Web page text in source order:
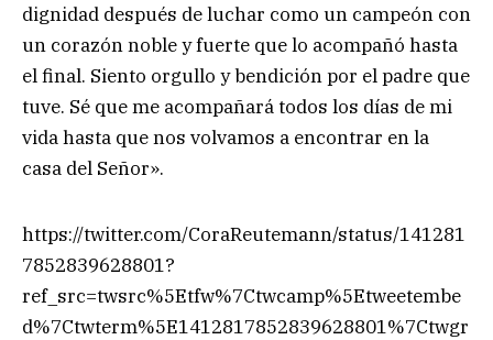
dignidad después de luchar como un campeón con
un corazón noble y fuerte que lo acompañó hasta
el final. Siento orgullo y bendición por el padre que
tuve. Sé que me acompañará todos los días de mi
vida hasta que nos volvamos a encontrar en la
casa del Señor».
https://twitter.com/CoraReutemann/status/141281
7852839628801?
ref_src=twsrc%5Etfw%7Ctwcamp%5Etweetembe
d%7Ctwterm%5E1412817852839628801%7Ctwgr